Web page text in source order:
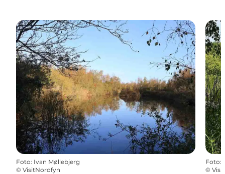
Foto: Ivan Møllebjerg
© VisitNordfyn
Foto:
©